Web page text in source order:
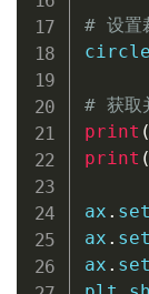
# 设置
# 获取
print (
print (
ax .
ax .
ax .